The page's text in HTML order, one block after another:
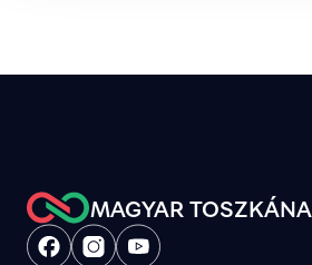
MAGYAR TOSZKÁNA